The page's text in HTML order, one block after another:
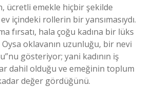
ücretli emekle hiçbir şekilde
içindeki rollerin bir yansımasıydı.
fırsatı, hala çoğu kadına bir lüks
oklavanın uzunluğu, bir nevi
gösteriyor; yani kadının iş
dahil olduğu ve emeğinin toplum
değer gördüğünü.